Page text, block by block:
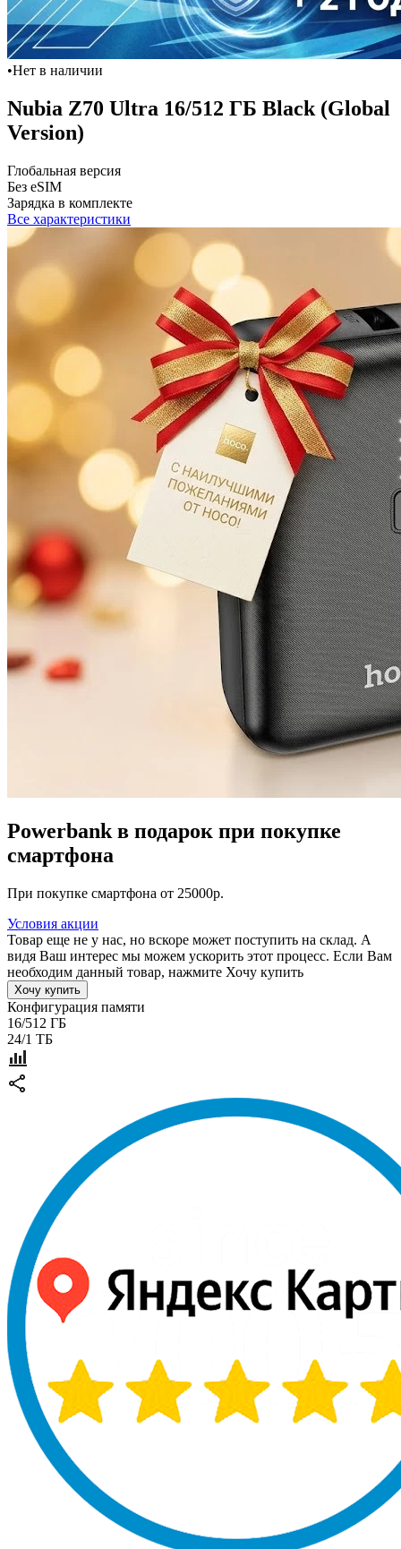
•Нет в наличии
Nubia Z70 Ultra 16/512 ГБ Black (Global
Version)
Глобальная версия
Без eSIM
Зарядка в комплекте
Все характеристики
Powerbank в подарок при покупке
смартфона
При покупке смартфона от 25000р.
Условия акции
Товар еще не у нас, но вскоре может поступить на склад. А
видя Ваш интерес мы можем ускорить этот процесс. Если Вам
необходим данный товар, нажмите Хочу купить
Хочу купить
Конфигурация памяти
16/512 ГБ
24/1 ТБ